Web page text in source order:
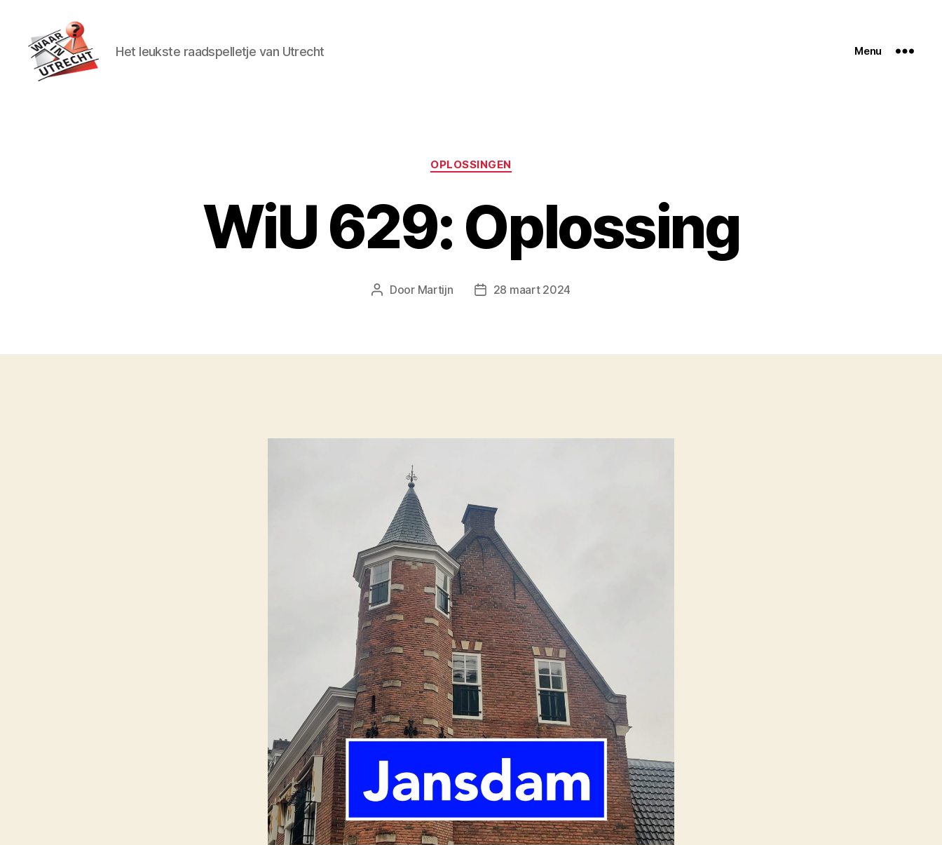
Het leukste raadspelletje van Utrecht Menu
Categorieën
OPLOSSINGEN
WiU 629: Oplossing
Berichtauteur
Door Martijn Berichtdatum
28 maart 2024